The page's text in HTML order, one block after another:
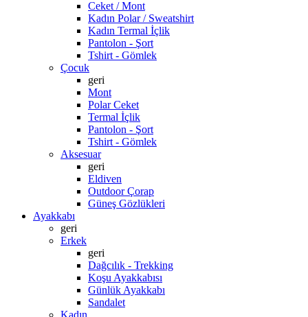
Ceket / Mont
Kadın Polar / Sweatshirt
Kadın Termal İçlik
Pantolon - Şort
Tshirt - Gömlek
Çocuk
geri
Mont
Polar Ceket
Termal İçlik
Pantolon - Şort
Tshirt - Gömlek
Aksesuar
geri
Eldiven
Outdoor Çorap
Güneş Gözlükleri
Ayakkabı
geri
Erkek
geri
Dağcılık - Trekking
Koşu Ayakkabısı
Günlük Ayakkabı
Sandalet
Kadın